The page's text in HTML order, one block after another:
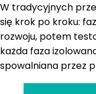
W tradycyjnych
się krok po kroku:
rozwoju, potem
każda faza
spowalniana przez